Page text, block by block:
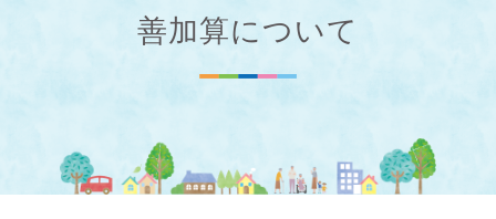
善加算について